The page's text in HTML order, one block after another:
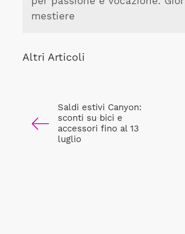
mestiere
Altri Articoli
Saldi estivi Canyon:
sconti su bici e
accessori fino al 13
luglio